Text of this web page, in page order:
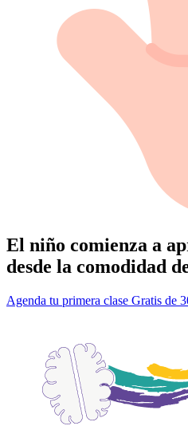
El niño comienza a
desde la comodidad
Agenda tu primera clase Gratis de